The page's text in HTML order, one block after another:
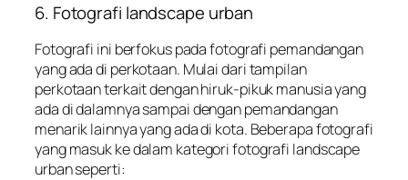
6. Fotografi landscape urban
Fotografi ini berfokus pada fotografi pemandangan
yang ada di perkotaan. Mulai dari tampilan
perkotaan terkait dengan hiruk-pikuk manusia yang
ada di dalamnya sampai dengan pemandangan
menarik lainnya yang ada di kota. Beberapa fotografi
yang masuk ke dalam kategori fotografi landscape
urban seperti: